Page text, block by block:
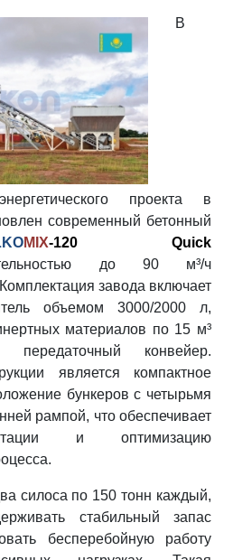
В
проекта в
современный бетонный
MIX-120 Quick
до 90 м³/ч
завода включает
объемом 3000/2000 л,
материалов по 15 м³
конвейер.
является компактное
бункеров с четырьмя
рампой, что обеспечивает
и оптимизацию
силоса по 150 тонн каждый,
стабильный запас
бесперебойную работу